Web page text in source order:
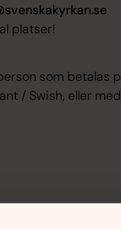
platser!
som betalas
/ Swish, eller
kan komma